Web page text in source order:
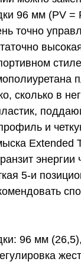
96 мм (PV =
точно
сколько в
и
энергии
5-и
96 мм